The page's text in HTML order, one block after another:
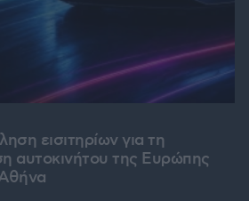
εισιτηρίων για τη
αυτοκινήτου της Ευρώπης